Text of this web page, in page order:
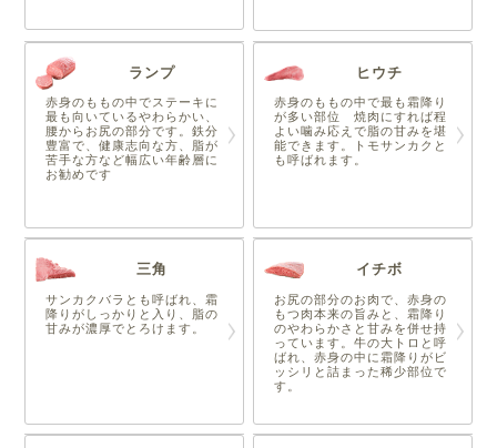
ランプ
赤身のももの中でステーキに
最も向いているやわらかい、
腰からお尻の部分です。鉄分
豊富で、健康志向な方、脂が
苦手な方など幅広い年齢層に
お勧めです
ヒウチ
赤身のももの中で最も霜降り
が多い部位 焼肉にすれば程
よい噛み応えで脂の甘みを堪
能できます。トモサンカクと
も呼ばれます。
三角
サンカクバラとも呼ばれ、霜
降りがしっかりと入り、脂の
甘みが濃厚でとろけます。
イチボ
お尻の部分のお肉で、赤身の
もつ肉本来の旨みと、霜降り
のやわらかさと甘みを併せ持
っています。牛の大トロと呼
ばれ、赤身の中に霜降りがビ
ッシリと詰まった稀少部位で
す。